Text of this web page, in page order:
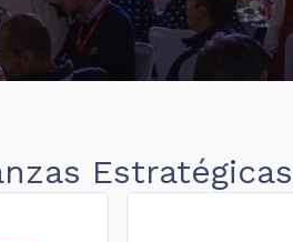
Estratégicas